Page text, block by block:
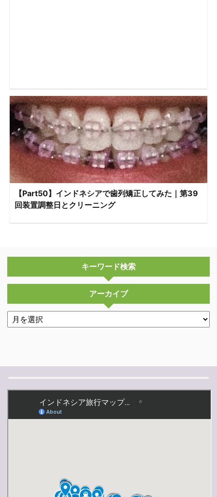
【Part50】インドネシアで歯列矯正してみた｜第39
回装置調整日とクリーニング
キーワード検索
アーカイブ